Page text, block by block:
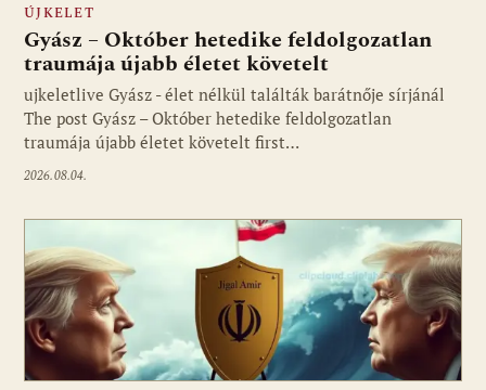
Fotó: ujkelet.live
ÚJKELET
Gyász – Október hetedike feldolgozatlan
traumája újabb életet követelt
ujkeletlive Gyász - élet nélkül találták barátnője sírjánál
The post Gyász – Október hetedike feldolgozatlan
traumája újabb életet követelt first…
2026.08.04.